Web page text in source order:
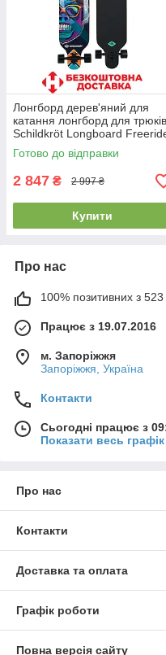
Лонгборд дерев'яний для
катання лонгборд для трюків
Schildkröt Longboard
41" Cool Chimp 2020
Готово до відправки
2 847 ₴ 2 997 ₴
Купити
Про нас
100% позитивних з 523
Працює з 19.07.2016
м. Запоріжжя
Запоріжжя, Україна
Контакти
Сьогодні працює з
Показати весь
Про нас
Контакти
Доставка та оплата
Графік роботи
Повна версія сайту